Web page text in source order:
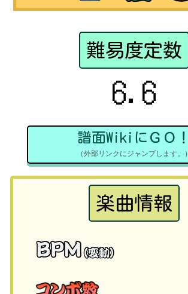
難易度定数
6.6
譜面WikiにＧＯ！
（外部リンクにジャンプします。）
楽曲情報